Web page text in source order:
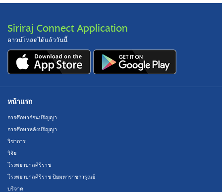
Siriraj Connect Application
ดาวน์โหลดได้แล้ววันนี้
หน้าแรก
การศึกษาก่อนปริญญา
การศึกษาหลังปริญญา
วิชาการ
วิจัย
โรงพยาบาลศิริราช
โรงพยาบาลศิริราช ปิยมหาราชการุณย์
บริจาค